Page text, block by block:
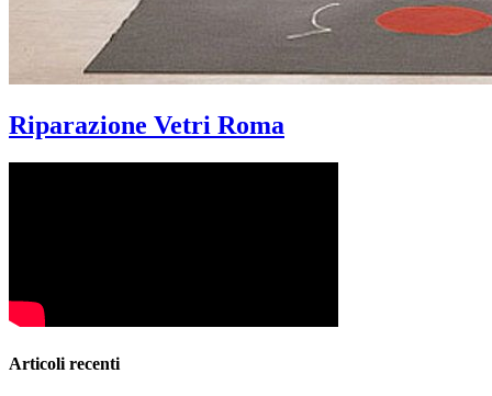
Riparazione Vetri Roma
Articoli recenti